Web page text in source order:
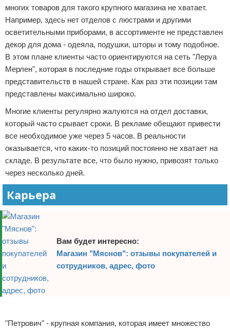
многих товаров для такого крупного магазина не хватает.
Например, здесь нет отделов с люстрами и другими
осветительными приборами, в ассортименте не представлен
декор для дома - одеяла, подушки, шторы и тому подобное.
В этом плане клиенты часто ориентируются на сеть "Леруа
Мерлен", которая в последние годы открывает все больше
представительств в нашей стране. Как раз эти позиции там
представлены максимально широко.
Многие клиенты регулярно жалуются на отдел доставки,
который часто срывает сроки. В рекламе обещают привести
все необходимое уже через 5 часов. В реальности
оказывается, что каких-то позиций постоянно не хватает на
складе. В результате все, что было нужно, привозят только
через несколько дней.
Карьера
Вам будет интересно:
Магазин "Мяснов": отзывы покупателей и
сотрудников, адрес, фото
"Петрович" - крупная компания, которая имеет множество